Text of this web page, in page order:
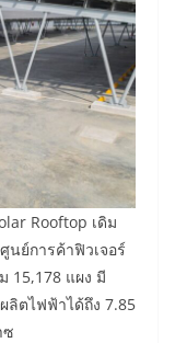
Rooftop เดิม
ย์การค้าฟิวเจอร์
15,178 แผง มี
ลิตไฟฟ้าได้ถึง 7.85
ซ